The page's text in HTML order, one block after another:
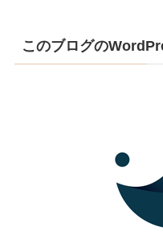
このブログの